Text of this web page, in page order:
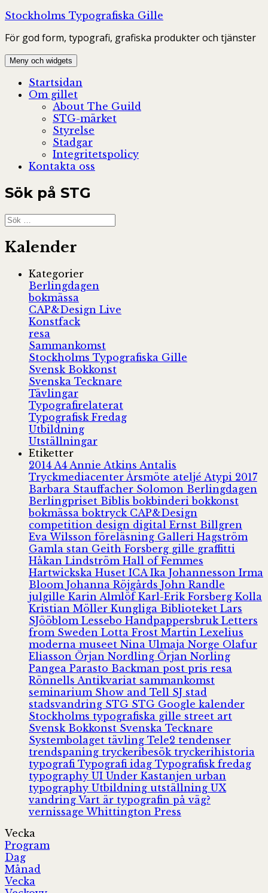
Hoppa
innehåll
Stockholms Typografiska Gille
För god form, typografi, grafiska produkter och tjänster
Meny och widgets
Startsidan
Om gillet
About The Guild
STG-märket
Styrelse
Stadgar
Integritetspolicy
Kontakta oss
Sök på STG
Sök
efter:
Kalender
Kategorier
Berlingdagen
bokmässa
CAP&Design Live
Konstfack
resa
Sammankomst
Stockholms Typografiska Gille
Svensk Bokkonst
Svenska Tecknare
Tävlingar
Typografirelaterat
Typografisk Fredag
Utbildning
Utställningar
Etiketter
2014 A4 Annie Atkins Antalis
Tryckmediacenter Årsmöte ateljé Atypi 2017
Barbara Stauffacher Solomon Berlingdagen
Berlingpriset Biblisbokbinderibokkonst
bokmässaboktryck CAP&Design
competition design digital Ernst Billgren
Eva Wilsson föreläsning Galleri Hagström
Gamla stan Geith Forsberg gille graffitti
Håkan Lindström Hall of Femmes
Hartwickska Huset ICA Ika Johannesson Irma
Bloom Johanna Röjgårds John Randle
julgille Karin Almlöf Karl-Erik Forsberg Kolla
Kristian Möller Kungliga Biblioteket Lars
SJööblom Lessebo Handpappersbruk Letters
from Sweden Lotta Frost Martin Lexelius
moderna museet Nina Ulmaja Norge Olafur
Eliasson Örjan Nordling Örjan Norling
Pangea Parasto Backman post pris resa
Rönnells Antikvariat sammankomst
seminarium Show and Tell SJ stad
stadsvandring STG STG Google kalender
Stockholms typografiska gille street art
Svensk Bokkonst Svenska Tecknare
Systembolaget tävling Tele2 tendenser
trendspaning tryckeribesök tryckerihistoria
typografi Typografi idag Typografisk fredag
typography UI Under Kastanjen urban
typography Utbildning utställning UX
vandring Vart är typografin på väg?
vernissage Whittington Press
Vecka
Program
Dag
Månad
Vecka